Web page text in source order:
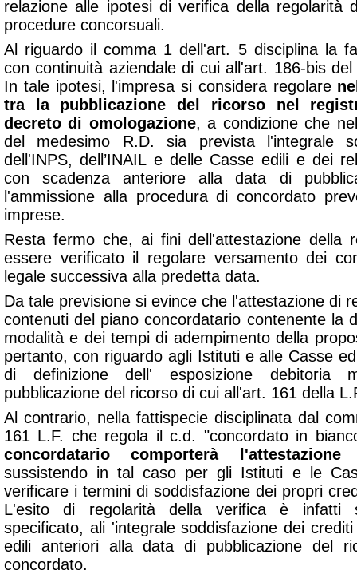
relazione alle ipotesi di verifica della regolarità
procedure concorsuali.
Al riguardo il comma 1 dell'art. 5 disciplina la
con continuità aziendale di cui all'art. 186-bis
In tale ipotesi, l'impresa si considera regolare
tra la pubblicazione del ricorso nel
decreto di omologazione, a condizione che
del medesimo R.D. sia prevista l'integrale
dell'INPS, dell’INAIL e delle Casse edili e dei
con scadenza anteriore alla data di
l'ammissione alla procedura di concordato
imprese.
Resta fermo che, ai fini dell'attestazione della
essere verificato il regolare versamento dei
legale successiva alla predetta data.
Da tale previsione si evince che l'attestazione di
contenuti del piano concordatario contenente la
modalità e dei tempi di adempimento della
pertanto, con riguardo agli Istituti e alle Casse
di definizione dell' esposizione debitoria
pubblicazione del ricorso di cui all'art. 161 della
Al contrario, nella fattispecie disciplinata dal
161 L.F. che regola il c.d. "concordato in
concordatario comporterà l'attestazione
sussistendo in tal caso per gli Istituti e le
verificare i termini di soddisfazione dei propri
L'esito di regolarità della verifica è infatti
specificato, ali 'integrale soddisfazione dei
edili anteriori alla data di pubblicazione del
concordato.